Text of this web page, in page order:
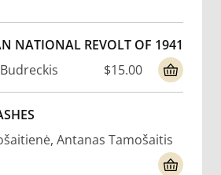
NATIONAL REVOLT OF 1941
$15.00
Antanas Tamošaitis